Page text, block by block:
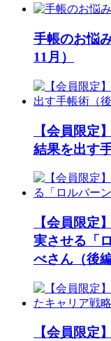
手帳のお悩
11月）
【会員限定
結果を出す
【会員限定
実させる「
べさん（後編
【会員限定